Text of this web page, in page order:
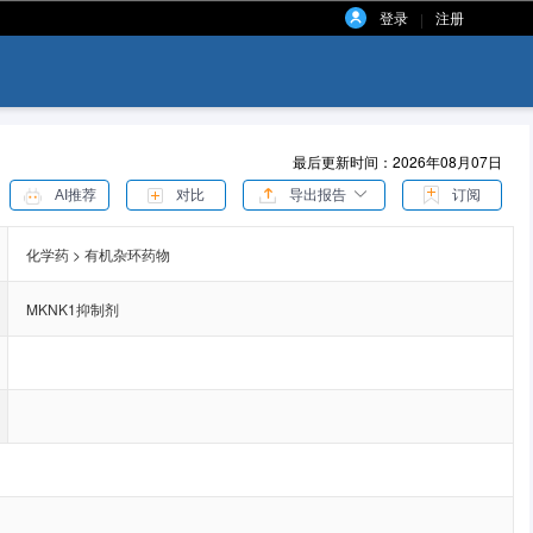
登录 | 注册
最后更新时间：2026年08月07日
AI推荐 对比 导出报告 订阅
化学药 > 有机杂环药物
MKNK1抑制剂